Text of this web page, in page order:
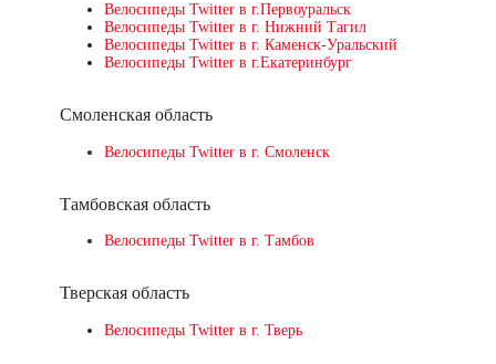
Велосипеды Twitter в г.Первоуральск
Велосипеды Twitter в г. Нижний Тагил
Велосипеды Twitter в г. Каменск-Уральский
Велосипеды Twitter в г.Екатеринбург
Смоленская область
Велосипеды Twitter в г. Смоленск
Тамбовская область
Велосипеды Twitter в г. Тамбов
Тверская область
Велосипеды Twitter в г. Тверь